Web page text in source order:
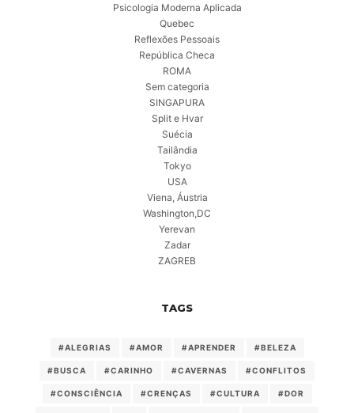
Psicologia Moderna Aplicada
Quebec
Reflexões Pessoais
República Checa
ROMA
Sem categoria
SINGAPURA
Split e Hvar
Suécia
Tailândia
Tokyo
USA
Viena, Áustria
Washington,DC
Yerevan
Zadar
ZAGREB
TAGS
#ALEGRIAS #AMOR #APRENDER #BELEZA
#BUSCA #CARINHO #CAVERNAS #CONFLITOS
#CONSCIÊNCIA #CRENÇAS #CULTURA #DOR